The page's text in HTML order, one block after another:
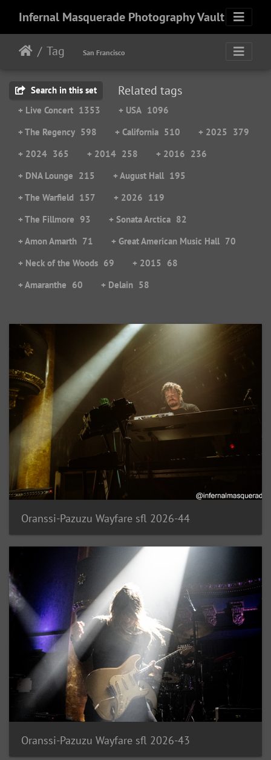
Infernal Masquerade Photography Vault
Tag San Francisco
Search in this set Related tags
+ Live Concert 1353 + USA 1096
+ The Regency 598 + California 510 + 2025
379
+ 2024 365 + 2014 258 + 2016 236
+ DNA Lounge 215 + August Hall 195
+ The Warfield 157 + 2026 119
+ The Fillmore 93 + Sonata Arctica 82
+ Amon Amarth 71 + Great American Music Hall 70
+ Neck of the Woods 69 + 2015
68
+ Amaranthe 60 + Delain 58
Oranssi-Pazuzu Wayfare sfl 2026-44
Oranssi-Pazuzu Wayfare sfl 2026-43